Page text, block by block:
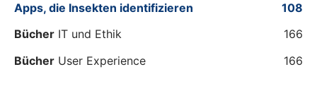
Apps, die Insekten identifizieren
108
Bücher IT und Ethik
166
Bücher User Experience 166